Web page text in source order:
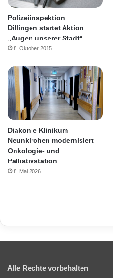
Polizeiinspektion
Dillingen startet Aktion
„Augen unserer Stadt“
8. Oktober 2015
Diakonie Klinikum
Neunkirchen modernisiert
Onkologie- und
Palliativstation
8. Mai 2026
Alle Rechte vorbehalten